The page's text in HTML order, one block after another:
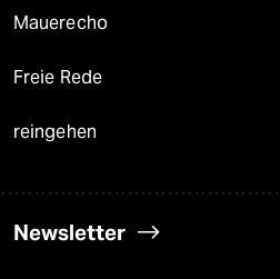
Mauerecho
Freie Rede
reingehen
Newsletter